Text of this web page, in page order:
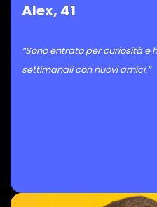
Alex, 41
“Sono entrato per curiosità e
settimanali con nuovi amici.”